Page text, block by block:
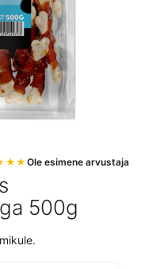
500g
Ole esimene arvustaja